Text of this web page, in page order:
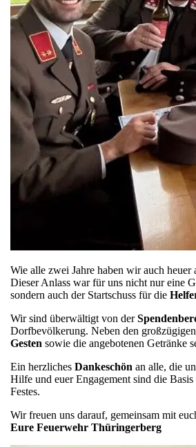
Wie alle zwei Jahre haben wir auch heuer
Dieser Anlass war für uns nicht nur eine
sondern auch der Startschuss für die
Wir sind überwältigt von der
Dorfbevölkerung. Neben den
Gesten sowie die angebotenen Getränke
Ein herzliches Dankeschön an alle, die
Hilfe und euer Engagement sind die
Festes.
Wir freuen uns darauf, gemeinsam mit
Eure Feuerwehr Thüringerberg